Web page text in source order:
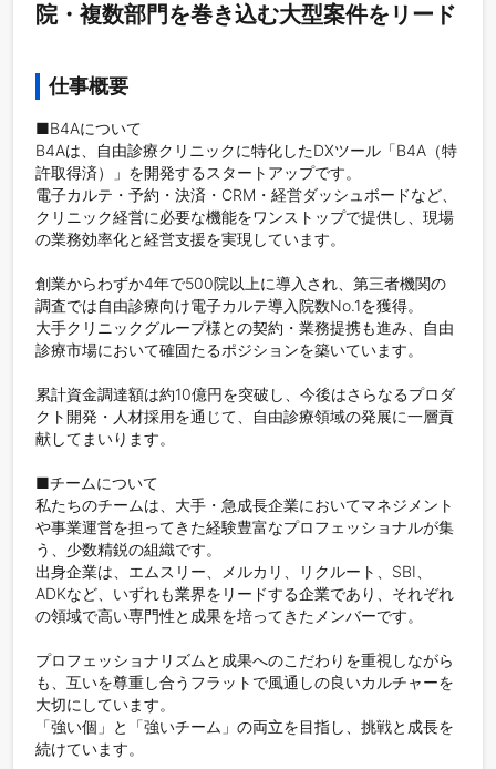
院・複数部門を巻き込む大型案件をリード
仕事概要
■B4Aについて
B4Aは、自由診療クリニックに特化したDXツール「B4A（特
許取得済）」を開発するスタートアップです。
電子カルテ・予約・決済・CRM・経営ダッシュボードなど、
クリニック経営に必要な機能をワンストップで提供し、現場
の業務効率化と経営支援を実現しています。
創業からわずか4年で500院以上に導入され、第三者機関の
調査では自由診療向け電子カルテ導入院数No.1を獲得。
大手クリニックグループ様との契約・業務提携も進み、自由
診療市場において確固たるポジションを築いています。
累計資金調達額は約10億円を突破し、今後はさらなるプロダ
クト開発・人材採用を通じて、自由診療領域の発展に一層貢
献してまいります。
■チームについて
私たちのチームは、大手・急成長企業においてマネジメント
や事業運営を担ってきた経験豊富なプロフェッショナルが集
う、少数精鋭の組織です。
出身企業は、エムスリー、メルカリ、リクルート、SBI、
ADKなど、いずれも業界をリードする企業であり、それぞれ
の領域で高い専門性と成果を培ってきたメンバーです。
プロフェッショナリズムと成果へのこだわりを重視しながら
も、互いを尊重し合うフラットで風通しの良いカルチャーを
大切にしています。
「強い個」と「強いチーム」の両立を目指し、挑戦と成長を
続けています。